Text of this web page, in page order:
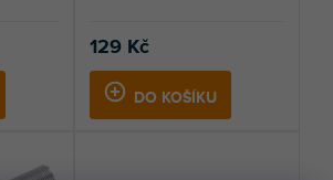
129 Kč
DO KOŠÍKU